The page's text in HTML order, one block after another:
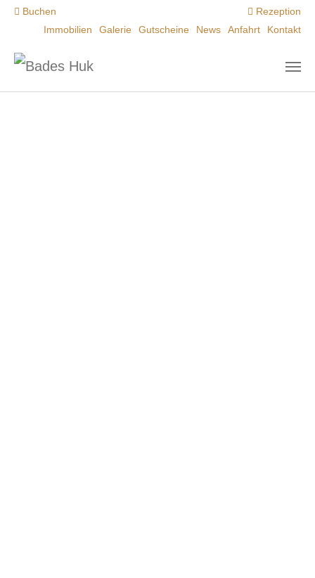
Zum Hauptinhalt springen
Buchen
Rezeption
Immobilien
Galerie Gutscheine News Anfahrt Kontakt